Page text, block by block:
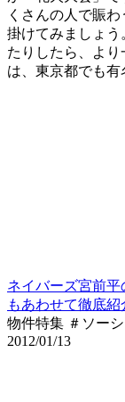
くさんの人で賑
掛けてみましょう
たりしたら、よ
は、東京都でも
ネイバーズ宮前
もあわせて徹底紹
物件特集 ＃ソー
2012/01/13